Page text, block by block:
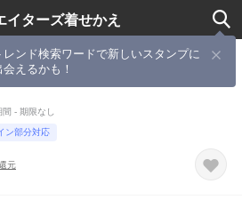
イターズ着せかえ
レンド検索ワードで新しいスタンプに
会えるかも！
jellyfish
- 期限なし
ン部分対応
元